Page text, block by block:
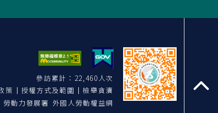
參訪累計：22,460人次
策
授權方式及範圍
檢舉貪瀆
勞動力發展署 外國人勞動權益網